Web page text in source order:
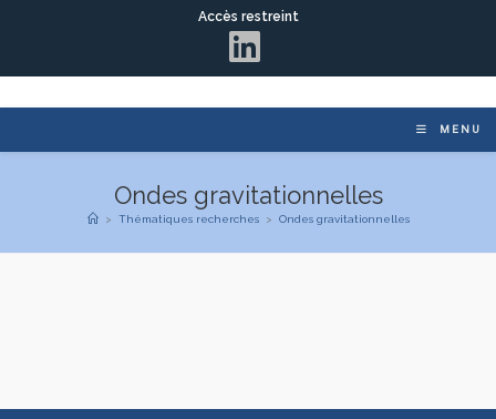
Accès restreint
MENU
Ondes gravitationnelles
> Thématiques recherches > Ondes gravitationnelles